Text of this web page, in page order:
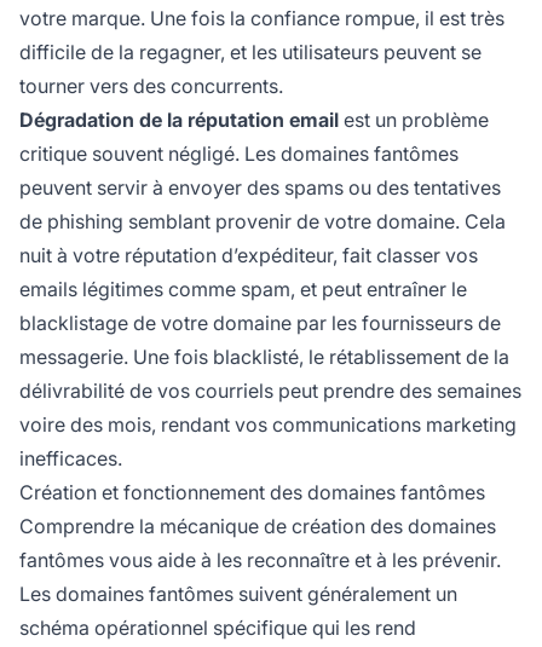
votre marque. Une fois la confiance rompue, il est très
difficile de la regagner, et les utilisateurs peuvent se
tourner vers des concurrents.
Dégradation de la réputation email est un problème
critique souvent négligé. Les domaines fantômes
peuvent servir à envoyer des spams ou des tentatives
de phishing semblant provenir de votre domaine. Cela
nuit à votre réputation d’expéditeur, fait classer vos
emails légitimes comme spam, et peut entraîner le
blacklistage de votre domaine par les fournisseurs de
messagerie. Une fois blacklisté, le rétablissement de la
délivrabilité de vos courriels peut prendre des semaines
voire des mois, rendant vos communications marketing
inefficaces.
Création et fonctionnement des domaines fantômes
Comprendre la mécanique de création des domaines
fantômes vous aide à les reconnaître et à les prévenir.
Les domaines fantômes suivent généralement un
schéma opérationnel spécifique qui les rend